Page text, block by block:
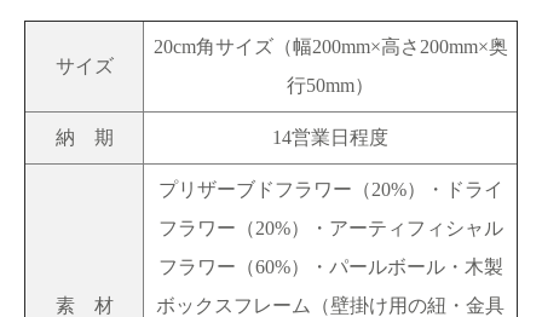
サイズ
20cm角サイズ（幅200mm×高さ200mm×奥
行50mm）
納 期 14営業日程度
素 材
プリザーブドフラワー（20%）・ドライ
フラワー（20%）・アーティフィシャル
フラワー（60%）・パールボール・木製
ボックスフレーム（壁掛け用の紐・金具